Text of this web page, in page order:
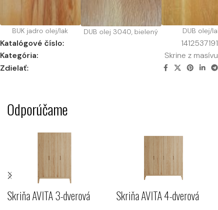
BUK jadro olej/lak DUB olej 3040, bielený DUB olej/
Katalógové číslo:
1412537191
Kategória:
Skrine z masívu
Zdielať:
Odporúčame
Skriňa AVITA 3-dverová Skriňa AVITA 4-dverová